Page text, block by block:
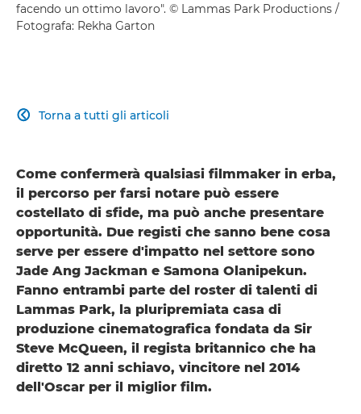
facendo un ottimo lavoro". © Lammas Park Productions /
Fotografa: Rekha Garton
Torna a tutti gli articoli

Come confermerà qualsiasi filmmaker in erba,
il percorso per farsi notare può essere
costellato di sfide, ma può anche presentare
opportunità. Due registi che sanno bene cosa
serve per essere d'impatto nel settore sono
Jade Ang Jackman e Samona Olanipekun.
Fanno entrambi parte del roster di talenti di
Lammas Park, la pluripremiata casa di
produzione cinematografica fondata da Sir
Steve McQueen, il regista britannico che ha
diretto 12 anni schiavo, vincitore nel 2014
dell'Oscar per il miglior film.